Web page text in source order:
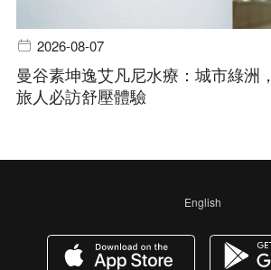
2026-08-07
曼谷素坤逸艾凡尼水療：城市綠洲，
旅人必訪舒壓體驗
English